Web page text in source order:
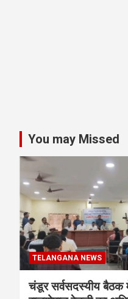
You may Missed
TELANGANA NEWS
चंडूर सर्वसदस्यीय बैठक